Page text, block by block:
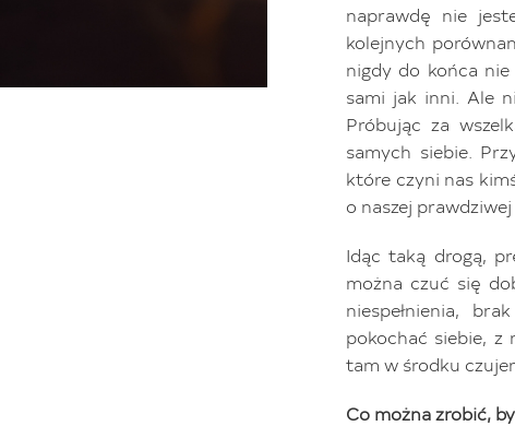
naprawdę nie
kolejnych
nigdy do końca
sami jak inni. Ale
Próbując za
samych siebie.
które czyni nas
o naszej
Idąc taką drogą,
można czuć się
niespełnienia,
pokochać siebie, z
tam w środku
Co można zrobić,